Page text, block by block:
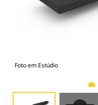
Foto em Estúdio